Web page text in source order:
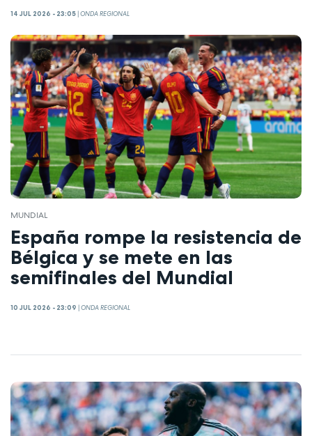
14 JUL 2026 - 23:05 ONDA REGIONAL
MUNDIAL
España rompe la resistencia de
Bélgica y se mete en las
semifinales del Mundial
10 JUL 2026 - 23:09 |ONDA REGIONAL